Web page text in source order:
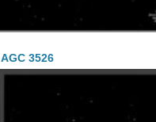
AGC 3526